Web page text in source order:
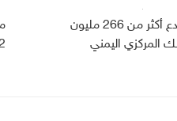
السعودية تودع أكثر من 266 مليون
المركزي اليمني